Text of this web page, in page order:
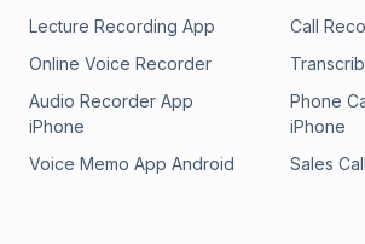
Lecture Recording App
Call
Online Voice Recorder
Audio Recorder App
iPhone
Phone
iPhone
Voice Memo App Android
Sales